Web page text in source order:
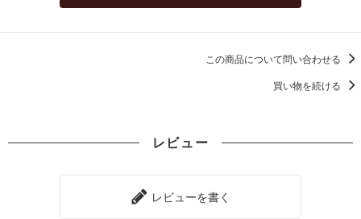
この商品について問い合わせる
買い物を続ける
レビュー
レビューを書く